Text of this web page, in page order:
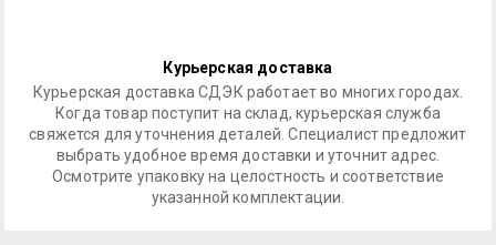
Курьерская доставка
Курьерская доставка СДЭК работает во многих городах.
Когда товар поступит на склад, курьерская служба
свяжется для уточнения деталей. Специалист предложит
выбрать удобное время доставки и уточнит адрес.
Осмотрите упаковку на целостность и соответствие
указанной комплектации.